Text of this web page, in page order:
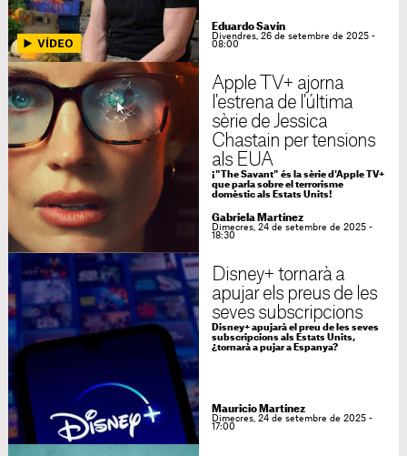
Eduardo Savín
Divendres, 26 de setembre de 2025 -
08:00
Apple TV+ ajorna
l'estrena de l'última
sèrie de Jessica
Chastain per tensions
als EUA
¡"The Savant" és la sèrie d'Apple TV+
que parla sobre el terrorisme
domèstic als Estats Units!
Gabriela Martínez
Dimecres, 24 de setembre de 2025 -
18:30
Disney+ tornarà a
apujar els preus de les
seves subscripcions
Disney+ apujarà el preu de les seves
subscripcions als Estats Units,
¿tornarà a pujar a Espanya?
Mauricio Martínez
Dimecres, 24 de setembre de 2025 -
17:00